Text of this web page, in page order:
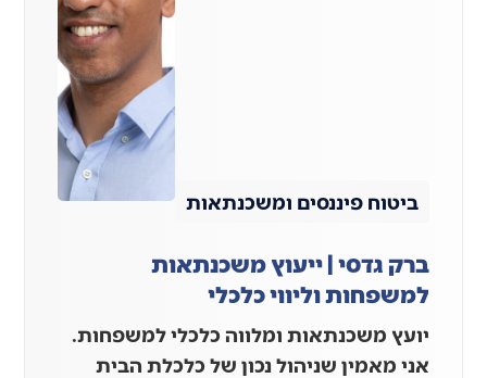
ביטוח פיננסים ומשכנתאות
ברק גדסי | ייעוץ משכנתאות
למשפחות וליווי כלכלי
יועץ משכנתאות ומלווה כלכלי למשפחות.
אני מאמין שניהול נכון של כלכלת הבית